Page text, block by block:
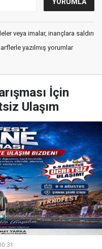
veya imalar, inançlara saldırı
yazılmış yorumlar
İçin
Ulaşım